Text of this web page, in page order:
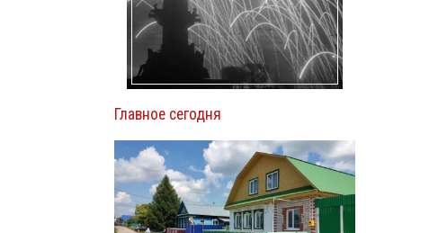
Главное сегодня